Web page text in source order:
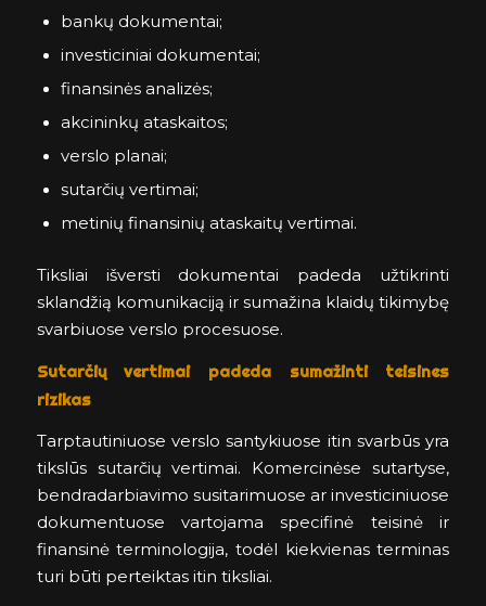
bankų dokumentai;
investiciniai dokumentai;
finansinės analizės;
akcininkų ataskaitos;
verslo planai;
sutarčių vertimai;
metinių finansinių ataskaitų vertimai.
Tiksliai išversti dokumentai padeda užtikrinti
sklandžią komunikaciją ir sumažina klaidų tikimybę
svarbiuose verslo procesuose.
Sutarčių vertimai padeda sumažinti teisines
rizikas
Tarptautiniuose verslo santykiuose itin svarbūs yra
tikslūs sutarčių vertimai. Komercinėse sutartyse,
bendradarbiavimo susitarimuose ar investiciniuose
dokumentuose vartojama specifinė teisinė ir
finansinė terminologija, todėl kiekvienas terminas
turi būti perteiktas itin tiksliai.